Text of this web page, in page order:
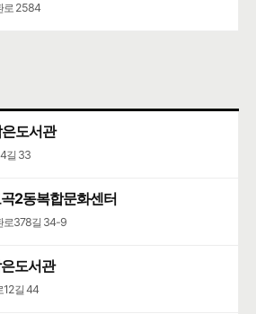
로 2584
도서관
길 33
2동복합문화센터
로378길 34-9
도서관
12길 44